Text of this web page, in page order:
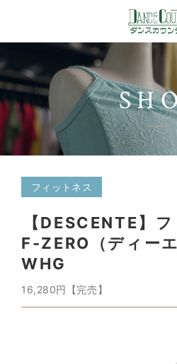
フィットネス
【DESCENTE】
F-ZERO（ディー
WHG
16,280円【完売】